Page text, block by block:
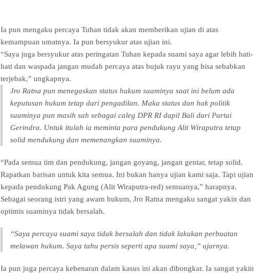
Ia pun mengaku percaya Tuhan tidak akan memberikan ujian di atas
kemampuan umatnya. Ia pun bersyukur atas ujian ini.
“Saya juga bersyukur atas peringatan Tuhan kepada suami saya agar lebih hati-
hati dan waspada jangan mudah percaya atas bujuk rayu yang bisa sebabkan
terjebak,” ungkapnya.
Jro Ratna pun menegaskan status hukum suaminya saat ini belum ada
keputusan hukum tetap dari pengadilan. Maka status dan hak politik
suaminya pun masih sah sebagai caleg DPR RI dapil Bali dari Partai
Gerindra. Untuk itulah ia meminta para pendukung Alit Wiraputra tetap
solid mendukung dan memenangkan suaminya.
“Pada semua tim dan pendukung, jangan goyang, jangan gentar, tetap solid.
Rapatkan barisan untuk kita semua. Ini bukan hanya ujian kami saja. Tapi ujian
kepada pendukung Pak Agung (Alit Wiraputra-red) semuanya,” harapnya.
Sebagai seorang istri yang awam hukum, Jro Ratna mengaku sangat yakin dan
optimis suaminya tidak bersalah.
“Saya percaya suami saya tidak bersalah dan tidak lakukan perbuatan
melawan hukum. Saya tahu persis seperti apa suami saya,” ujarnya.
Ia pun juga percaya kebenaran dalam kasus ini akan dibongkar. Ia sangat yakin